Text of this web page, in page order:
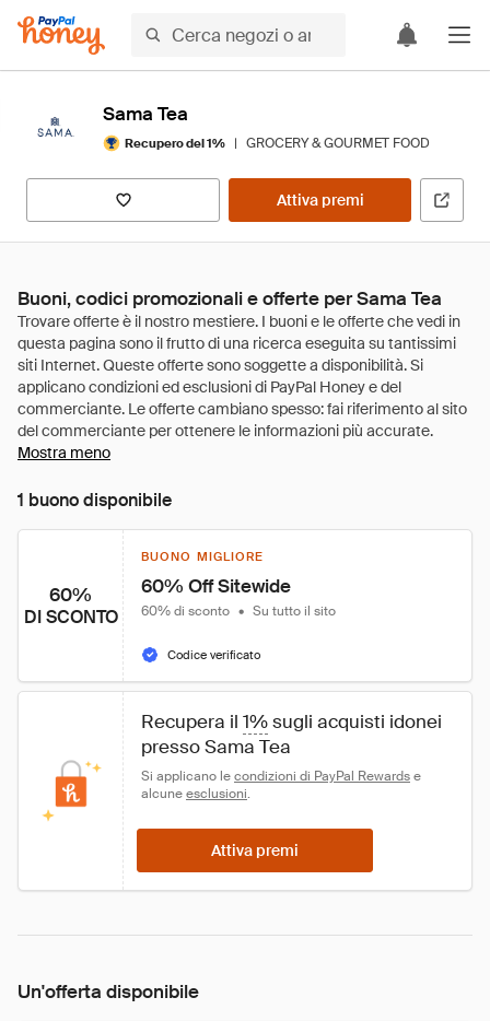
Sama Tea
Recupero del 1% | GROCERY & GOURMET FOOD
Attiva premi
Buoni, codici promozionali e offerte per Sama Tea
Mostra meno
1 buono disponibile
60%
DI SCONTO
BUONO MIGLIORE
60% Off Sitewide
60% di sconto • Su tutto il sito
Codice verificato
Recupera il 1% sugli acquisti idonei
presso Sama Tea
Si applicano le condizioni di PayPal Rewards e
alcune esclusioni.
Attiva premi
Un'offerta disponibile